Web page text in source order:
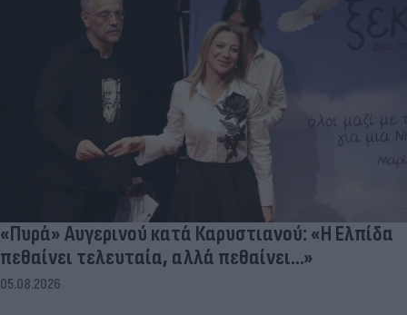
«Πυρά» Αυγερινού κατά Καρυστιανού: «Η Ελπίδα
πεθαίνει τελευταία, αλλά πεθαίνει...»
05.08.2026